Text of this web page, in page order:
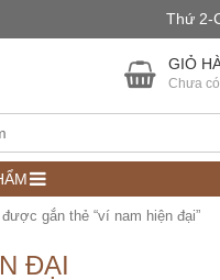
Thứ 2-
GIỎ
Chưa
gắn thẻ “ví nam hiện đại”
ĐẠI